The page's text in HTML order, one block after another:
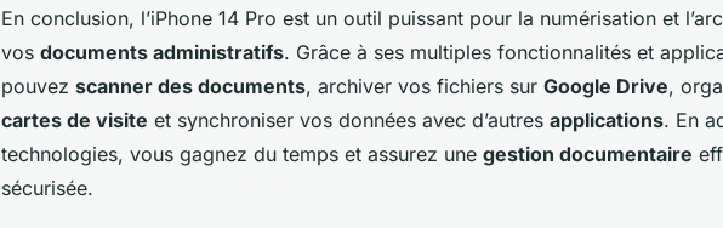
En conclusion, l’iPhone 14 Pro est un outil puissant pour la numérisation et
vos documents administratifs. Grâce à ses multiples fonctionnalités et
pouvez scanner des documents, archiver vos fichiers sur Google Drive,
cartes de visite et synchroniser vos données avec d’autres applications. En
technologies, vous gagnez du temps et assurez une gestion documentaire
sécurisée.